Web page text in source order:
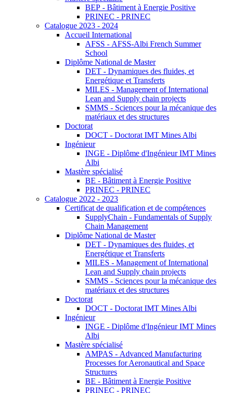
BEP - Bâtiment à Energie Positive
PRINEC - PRINEC
Catalogue 2023 - 2024
Accueil International
AFSS - AFSS-Albi French Summer
School
Diplôme National de Master
DET - Dynamiques des fluides, et
Energétique et Transferts
MILES - Management of International
Lean and Supply chain projects
SMMS - Sciences pour la mécanique des
matériaux et des structures
Doctorat
DOCT - Doctorat IMT Mines Albi
Ingénieur
INGE - Diplôme d'Ingénieur IMT Mines
Albi
Mastère spécialisé
BE - Bâtiment à Energie Positive
PRINEC - PRINEC
Catalogue 2022 - 2023
Certificat de qualification et de compétences
SupplyChain - Fundamentals of Supply
Chain Management
Diplôme National de Master
DET - Dynamiques des fluides, et
Energétique et Transferts
MILES - Management of International
Lean and Supply chain projects
SMMS - Sciences pour la mécanique des
matériaux et des structures
Doctorat
DOCT - Doctorat IMT Mines Albi
Ingénieur
INGE - Diplôme d'Ingénieur IMT Mines
Albi
Mastère spécialisé
AMPAS - Advanced Manufacturing
Processes for Aeronautical and Space
Structures
BE - Bâtiment à Energie Positive
PRINEC - PRINEC